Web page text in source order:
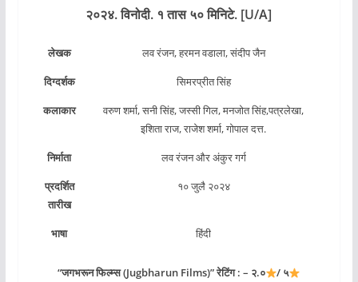
२०२४. विनोदी. १ तास ५० मिनिटे. [U/A]
लेखक
लव रंजन, हरमन वडाला, संदीप जैन
दिग्दर्शक
सिमरप्रीत सिंह
कलाकार
वरुण शर्मा, सनी सिंह, जस्सी गिल, मनजोत सिंह,पत्रलेखा,
इशिता राज, राजेश शर्मा, गोपाल दत्त.
निर्माता
लव रंजन और अंकुर गर्ग
प्रदर्शित
तारीख
१० जुलै २०२४
भाषा हिंदी
“जगभरून फिल्म्स (Jugbharun Films)” रेटिंग : – २.० / ५